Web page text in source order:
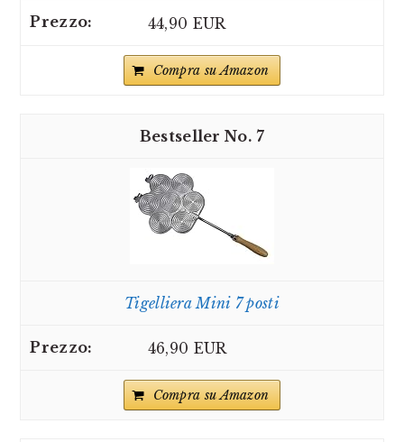
44,90 EUR
Compra su Amazon
7
Tigelliera Mini 7 posti
46,90 EUR
Compra su Amazon